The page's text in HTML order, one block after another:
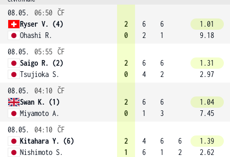
08.05. 06:50 ČF
Ryser V. (4)
Ohashi R.
2
0
6
2
6
1
1.01
9.18
08.05.
05:55 ČF
Saigo R. (2)
Tsujioka S.
2
0
6
4
6
2
1.31
2.97
08.05.
04:10 ČF
Swan K. (1)
Miyamoto A.
2
0
6
1
6
3
1.04
7.45
08.05.
04:10 ČF
Kitahara Y. (6)
Nishimoto S.
2
1
4
6
6
1
6
2
1.39
2.62